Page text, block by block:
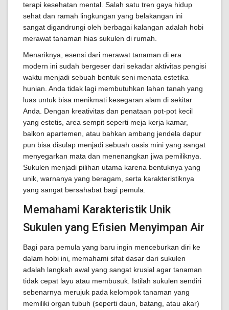
terapi kesehatan mental. Salah satu tren gaya hidup
sehat dan ramah lingkungan yang belakangan ini
sangat digandrungi oleh berbagai kalangan adalah hobi
merawat tanaman hias sukulen di rumah.
Menariknya, esensi dari merawat tanaman di era
modern ini sudah bergeser dari sekadar aktivitas pengisi
waktu menjadi sebuah bentuk seni menata estetika
hunian. Anda tidak lagi membutuhkan lahan tanah yang
luas untuk bisa menikmati kesegaran alam di sekitar
Anda. Dengan kreativitas dan penataan pot-pot kecil
yang estetis, area sempit seperti meja kerja kamar,
balkon apartemen, atau bahkan ambang jendela dapur
pun bisa disulap menjadi sebuah oasis mini yang sangat
menyegarkan mata dan menenangkan jiwa pemiliknya.
Sukulen menjadi pilihan utama karena bentuknya yang
unik, warnanya yang beragam, serta karakteristiknya
yang sangat bersahabat bagi pemula.
Memahami Karakteristik Unik
Sukulen yang Efisien Menyimpan Air
Bagi para pemula yang baru ingin menceburkan diri ke
dalam hobi ini, memahami sifat dasar dari sukulen
adalah langkah awal yang sangat krusial agar tanaman
tidak cepat layu atau membusuk. Istilah sukulen sendiri
sebenarnya merujuk pada kelompok tanaman yang
memiliki organ tubuh (seperti daun, batang, atau akar)